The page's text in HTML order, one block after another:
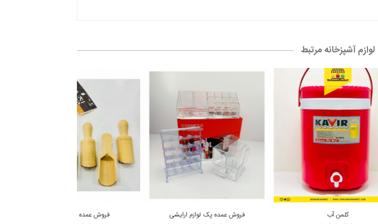
لوازم آشپزخانه مرتبط
کلمن آب
فروش عمده پک لوازم ارایشی
فروش عمده پیمانه سرتاس